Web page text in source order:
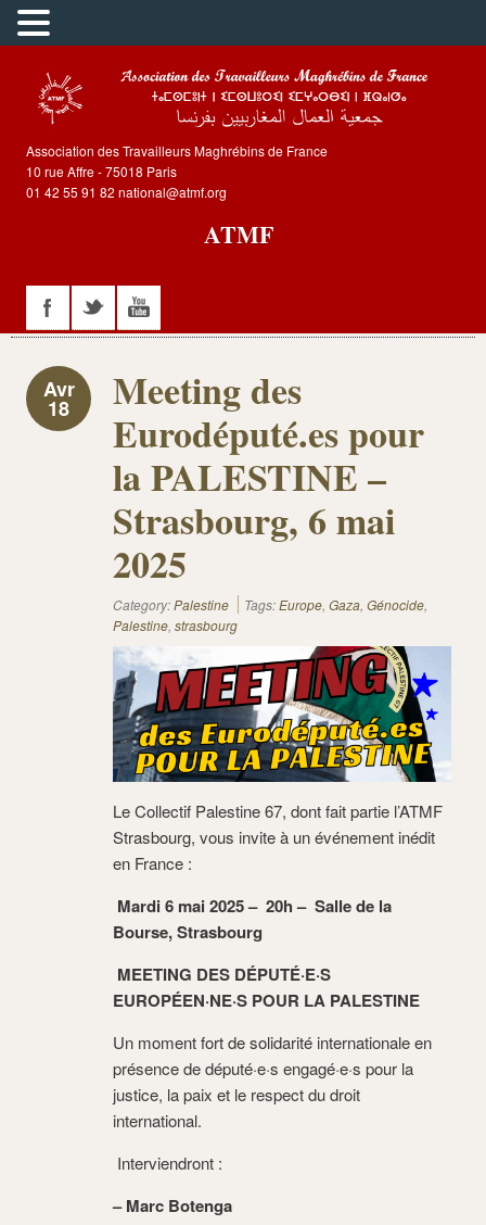
Association des Travailleurs Maghrébins de France
10 rue Affre - 75018 Paris
01 42 55 91 82 national@atmf.org
ATMF
Avr
18
Meeting des
Eurodéputé.es pour
la PALESTINE –
Strasbourg, 6 mai
2025
Category:Palestine Tags:Europe, Gaza, Génocide,
Palestine, strasbourg
Le Collectif Palestine 67, dont fait partie l’ATMF
Strasbourg, vous invite à un événement inédit
en France :
Mardi 6 mai 2025 – 20h – Salle de la
Bourse, Strasbourg
MEETING DES DÉPUTÉ·E·S
EUROPÉEN·NE·S POUR LA PALESTINE
Un moment fort de solidarité internationale en
présence de député·e·s engagé·e·s pour la
justice, la paix et le respect du droit
international.
Interviendront :
– Marc Botenga